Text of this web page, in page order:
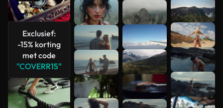
Exclusief:
-15% korting
met code
"COVERR15"
Meer
bekijken